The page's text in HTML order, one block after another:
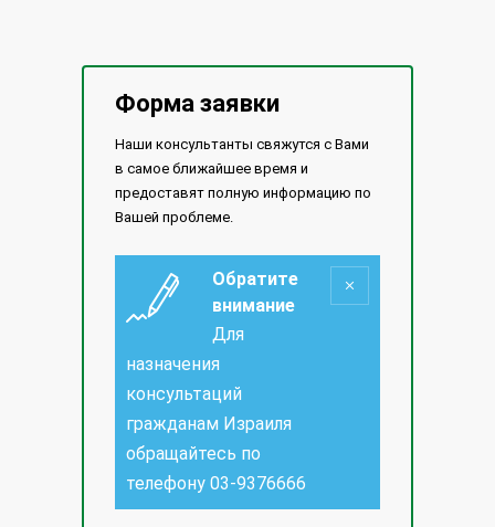
Форма заявки
Наши консультанты свяжутся с Вами
в самое ближайшее время и
предоставят полную информацию по
Вашей проблеме.
Обратите
внимание
Для
назначения
консультаций
гражданам Израиля
обращайтесь по
телефону 03-9376666